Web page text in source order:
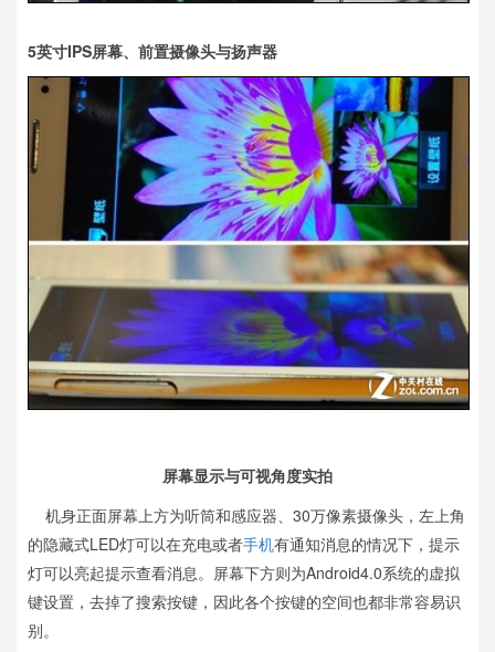
5英寸IPS屏幕、前置摄像头与扬声器
屏幕显示与可视角度实拍
机身正面屏幕上方为听筒和感应器、30万像素摄像头，左上角
的隐藏式LED灯可以在充电或者手机有通知消息的情况下，提示
灯可以亮起提示查看消息。屏幕下方则为Android4.0系统的虚拟
键设置，去掉了搜索按键，因此各个按键的空间也都非常容易识
别。